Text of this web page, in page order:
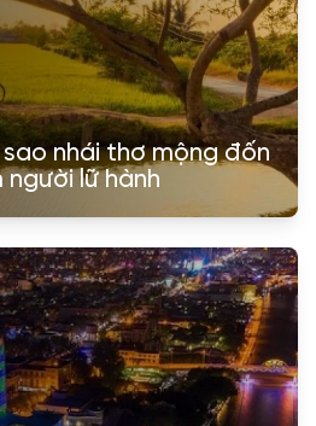
nhái thơ mộng đốn
lữ hành